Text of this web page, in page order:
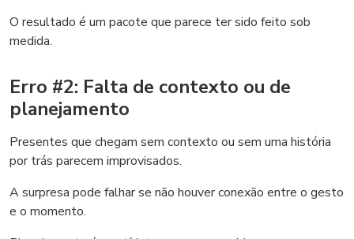
O resultado é um pacote que parece ter sido feito sob
medida.
Erro #2: Falta de contexto ou de
planejamento
Presentes que chegam sem contexto ou sem uma história
por trás parecem improvisados.
A surpresa pode falhar se não houver conexão entre o gesto
e o momento.